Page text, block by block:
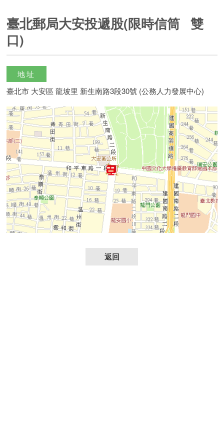
臺北郵局大安投遞股(限時信筒 雙
口)
地址
臺北市 大安區 龍坡里 新生南路3段30號 (公務人力發展中心)